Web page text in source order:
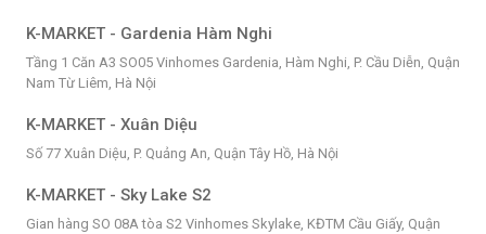
K-MARKET - Gardenia Hàm Nghi
Tầng 1 Căn A3 SO05 Vinhomes Gardenia, Hàm Nghi, P. Cầu Diễn, Quận
Nam Từ Liêm, Hà Nội
K-MARKET - Xuân Diệu
Số 77 Xuân Diệu, P. Quảng An, Quận Tây Hồ, Hà Nội
K-MARKET - Sky Lake S2
Gian hàng SO 08A tòa S2 Vinhomes Skylake, KĐTM Cầu Giấy, Quận